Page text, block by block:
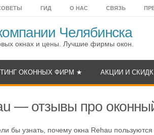
ГИД О НАС СВЯЗЬ
Челябинска
окнах и цены. Лучшие фирмы окон.
ОКОННЫХ ФИРМ ★ АКЦИИ И
— отзывы про
бы узнать, почему окна Rehau